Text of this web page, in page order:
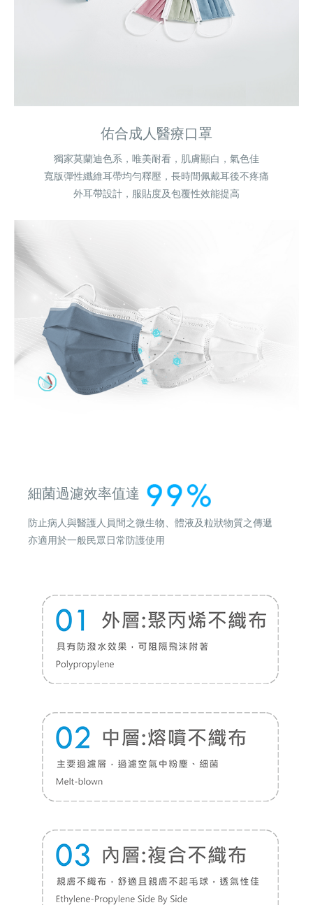
佑合成人醫療口罩
獨家莫蘭迪色系，唯美耐看，肌膚顯白，氣色佳
寬版彈性纖維耳帶均勻釋壓，長時間佩戴耳後不疼痛
外耳帶設計，服貼度及包覆性效能提高
細菌過濾效率值達
防止病人與醫護人員間之微生物、體液及粒狀物質之傳遞
亦適用於一般民眾日常防護使用